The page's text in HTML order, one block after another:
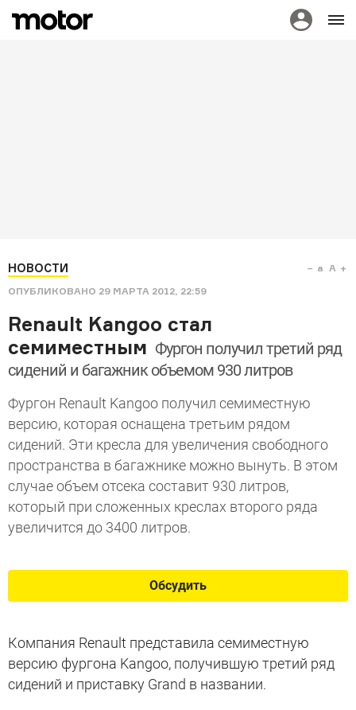
НОВОСТИ
ОПУБЛИКОВАНО 29 МАРТА 2012, 22:59
a A
Renault Kangoo стал
семиместным Фургон получил третий ряд
сидений и багажник объемом 930 литров
Фургон Renault Kangoo получил семиместную
версию, которая оснащена третьим рядом
сидений. Эти кресла для увеличения свободного
пространства в багажнике можно вынуть. В этом
случае объем отсека составит 930 литров,
который при сложенных креслах второго ряда
увеличится до 3400 литров.
Обсудить
Компания Renault представила семиместную
версию фургона Kangoo, получившую третий ряд
сидений и приставку Grand в названии.